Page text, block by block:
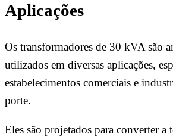
Aplicações
Os transformadores de 30 kVA são
utilizados em diversas aplicações,
estabelecimentos comerciais e
porte.
Eles são projetados para converter a